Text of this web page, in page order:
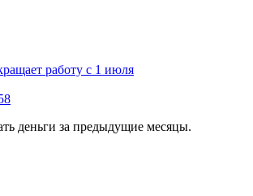
работу с 1 июля
деньги за предыдущие месяцы.